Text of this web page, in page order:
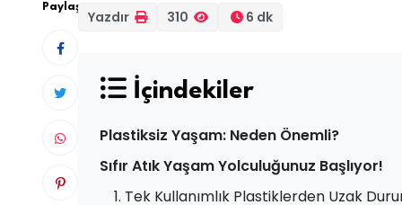
Paylaş
Yazdır 310 6 dk
İçindekiler
Plastiksiz Yaşam: Neden Önemli?
Sıfır Atık Yaşam Yolculuğunuz Başlıyor!
1. Tek Kullanımlık Plastiklerden Uzak